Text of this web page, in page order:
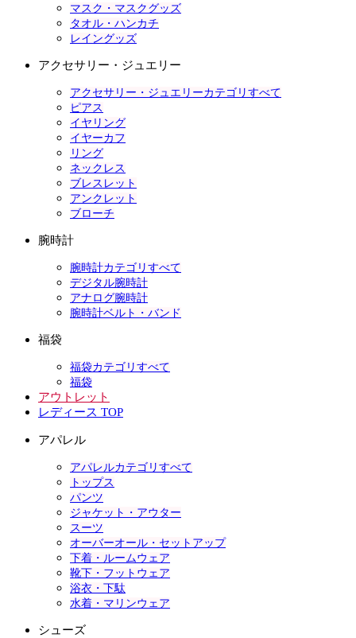
マスク・マスクグッズ
タオル・ハンカチ
レイングッズ
アクセサリー・ジュエリー
アクセサリー・ジュエリーカテゴリすべて
ピアス
イヤリング
イヤーカフ
リング
ネックレス
ブレスレット
アンクレット
ブローチ
腕時計
腕時計カテゴリすべて
デジタル腕時計
アナログ腕時計
腕時計ベルト・バンド
福袋
福袋カテゴリすべて
福袋
アウトレット
レディース TOP
アパレル
アパレルカテゴリすべて
トップス
パンツ
ジャケット・アウター
スーツ
オーバーオール・セットアップ
下着・ルームウェア
靴下・フットウェア
浴衣・下駄
水着・マリンウェア
シューズ